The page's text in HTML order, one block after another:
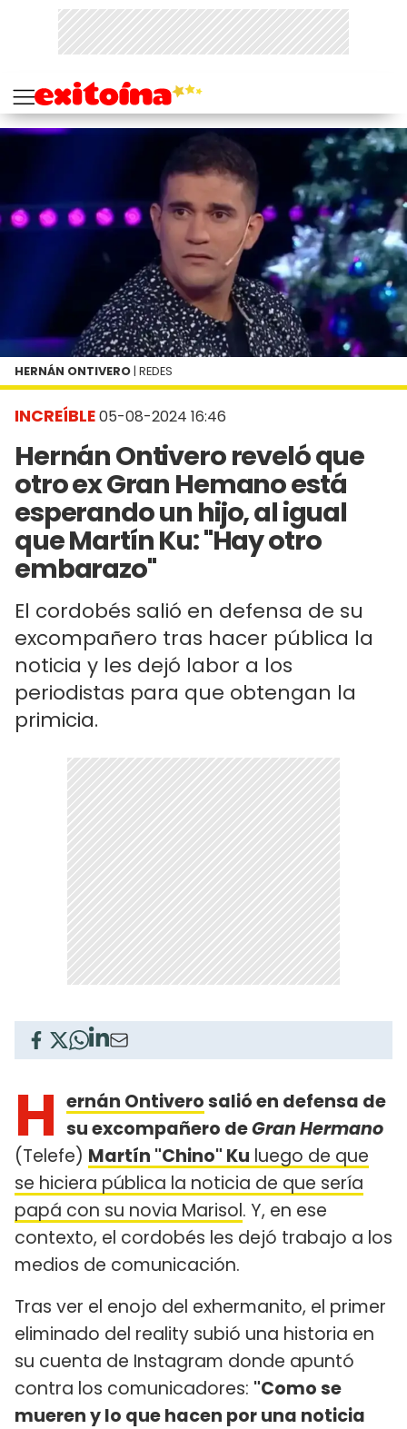
INCREÍBLE05-08-2024 16:46
Hernán Ontivero reveló que
otro ex Gran Hemano está
esperando un hijo, al igual
que Martín Ku: "Hay otro
embarazo"
El cordobés salió en defensa de su
excompañero tras hacer pública la
noticia y les dejó labor a los
periodistas para que obtengan la
primicia.
HERNÁN ONTIVERO | REDES
H ernán Ontiverosalió en defensa de
su excompañero deGran Hermano
(Telefe) Martín "Chino" Ku luego de que
se hiciera pública la noticia de que sería
papá con su novia Marisol. Y, en ese
contexto, el cordobés les dejó trabajo a los
medios de comunicación.
Tras ver el enojo del exhermanito, el primer
eliminado del reality subió una historia en
su cuenta de Instagram donde apuntó
contra los comunicadores: "Como se
mueren y lo que hacen por una noticia